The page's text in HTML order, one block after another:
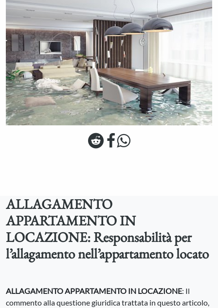
ALLAGAMENTO
APPARTAMENTO IN
LOCAZIONE: Responsabilità per
l’allagamento nell’appartamento locato
ALLAGAMENTO APPARTAMENTO IN LOCAZIONE: Il
commento alla questione giuridica trattata in questo articolo,